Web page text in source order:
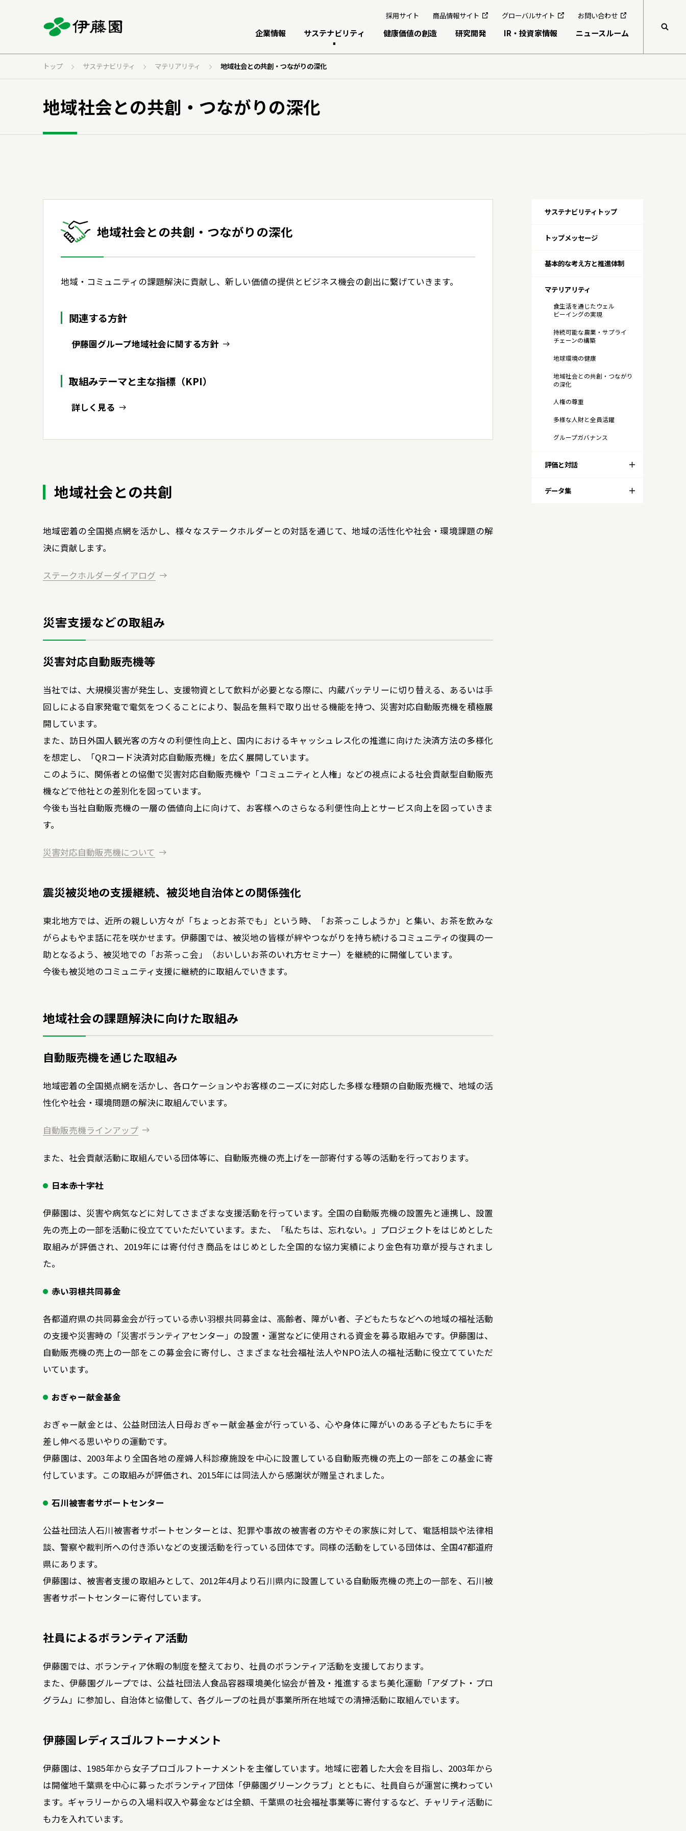
企業情報
グループ経営理念
役員紹介
企業情報トップ
サステナビリティ
基本的な考え方と推進体制
地域社会との共創・つながりの深化
サステナビリティトップ
健康価値の創造 研究開発
研究・技術開発
研究開発トップ
IR・投資家情報
経営戦略
IR・投資家情報トップ
ニュースルーム
採用サイト 商品情報サイト グローバルサイト お問い合わせ
トップ サステナビリティ マテリアリティ 地域社会との共創・つながりの深化
地域社会との共創・つながりの深化
サステナビリティトップ
トップメッセージ
基本的な考え方と推進体制
マテリアリティ
食生活を通じたウェル
ビーイングの実現
持続可能な農業・サプライ
チェーンの構築
地球環境の健康
地域社会との共創・つながり
の深化
人権の尊重
多様な人財と全員活躍
グループガバナンス
評価と対話
データ集
地域社会との共創・つながりの深化
地域・コミュニティの課題解決に貢献し、新しい価値の提供とビジネス機会の創出に繋げていきます。
関連する方針
伊藤園グループ地域社会に関する方針
取組みテーマと主な指標（KPI）
詳しく見る
地域社会との共創
地域密着の全国拠点網を活かし、様々なステークホルダーとの対話を通じて、地域の活性化や社会・環境課題の解
決に貢献します。
ステークホルダーダイアログ
災害支援などの取組み
災害対応自動販売機等
当社では、大規模災害が発生し、支援物資として飲料が必要となる際に、内蔵バッテリーに切り替える、あるいは手
回しによる自家発電で電気をつくることにより、製品を無料で取り出せる機能を持つ、災害対応自動販売機を積極展
開しています。
また、訪日外国人観光客の方々の利便性向上と、国内におけるキャッシュレス化の推進に向けた決済方法の多様化
を想定し、「QRコード決済対応自動販売機」を広く展開しています。
このように、関係者との協働で災害対応自動販売機や「コミュニティと人権」などの視点による社会貢献型自動販売
機などで他社との差別化を図っています。
今後も当社自動販売機の一層の価値向上に向けて、お客様へのさらなる利便性向上とサービス向上を図っていきま
す。
災害対応自動販売機について
震災被災地の支援継続、 被災地自治体との関係強化
東北地方では、近所の親しい方々が「ちょっとお茶でも」という時、「お茶っこしようか」と集い、お茶を飲みな
がらよもやま話に花を咲かせます。伊藤園では、被災地の皆様が絆やつながりを持ち続けるコミュニティの復興の一
助となるよう、被災地での「お茶っこ会」（おいしいお茶のいれ方セミナー）を継続的に開催しています。
今後も被災地のコミュニティ支援に継続的に取組んでいきます。
地域社会の課題解決に向けた取組み
自動販売機を通じた取組み
地域密着の全国拠点網を活かし、各ロケーションやお客様のニーズに対応した多様な種類の自動販売機で、地域の活
性化や社会・環境問題の解決に取組んでいます。
自動販売機ラインアップ
また、社会貢献活動に取組んでいる団体等に、自動販売機の売上げを一部寄付する等の活動を行っております。
日本赤十字社
伊藤園は、災害や病気などに対してさまざまな支援活動を行っています。全国の自動販売機の設置先と連携し、設置
先の売上の一部を活動に役立てていただいています。また、「私たちは、忘れない。」プロジェクトをはじめとした
取組みが評価され、2019年には寄付付き商品をはじめとした全国的な協力実績により金色有功章が授与されまし
た。
赤い羽根共同募金
各都道府県の共同募金会が行っている赤い羽根共同募金は、高齢者、障がい者、子どもたちなどへの地域の福祉活動
の支援や災害時の「災害ボランティアセンター」の設置・運営などに使用される資金を募る取組みです。伊藤園は、
自動販売機の売上の一部をこの募金会に寄付し、さまざまな社会福祉法人やNPO法人の福祉活動に役立てていただ
いています。
おぎゃー献金基金
おぎゃー献金とは、公益財団法人日母おぎゃー献金基金が行っている、心や身体に障がいのある子どもたちに手を
差し伸べる思いやりの運動です。
伊藤園は、2003年より全国各地の産婦人科診療施設を中心に設置している自動販売機の売上の一部をこの基金に寄
付しています。この取組みが評価され、2015年には同法人から感謝状が贈呈されました。
石川被害者サポートセンター
公益社団法人石川被害者サポートセンターとは、犯罪や事故の被害者の方やその家族に対して、電話相談や法律相
談、警察や裁判所への付き添いなどの支援活動を行っている団体です。同様の活動をしている団体は、全国47都道府
県にあります。
伊藤園は、被害者支援の取組みとして、2012年4月より石川県内に設置している自動販売機の売上の一部を、石川被
害者サポートセンターに寄付しています。
社員によるボランティア活動
伊藤園では、ボランティア休暇の制度を整えており、社員のボランティア活動を支援しております。
また、伊藤園グループでは、公益社団法人食品容器環境美化協会が普及・推進するまち美化運動「アダプト・プロ
グラム」に参加し、自治体と協働して、各グループの社員が事業所所在地域での清掃活動に取組んでいます。
伊藤園レディスゴルフトーナメント
伊藤園は、1985年から女子プロゴルフトーナメントを主催しています。地域に密着した大会を目指し、2003年から
は開催地千葉県を中心に募ったボランティア団体「伊藤園グリーンクラブ」とともに、社員自らが運営に携わってい
ます。ギャラリーからの入場料収入や募金などは全額、千葉県の社会福祉事業等に寄付するなど、チャリティ活動に
も力を入れています。